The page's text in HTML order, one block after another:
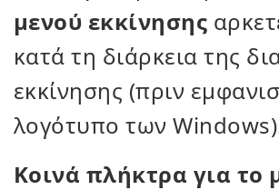
μενού εκκίνησης
κατά τη διάρκεια της
εκκίνησης (πριν
λογότυπο των
Κοινά πλήκτρα για το